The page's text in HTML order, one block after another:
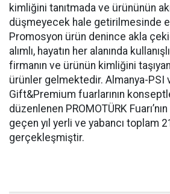
kimliğini tanıtmada ve ürününün
düşmeyecek hale getirilmesinde
Promosyon ürün denince akla
alımlı, hayatın her alanında
firmanın ve ürünün kimliğini
ürünler gelmektedir. Almanya-PSI
Gift&Premium fuarlarının
düzenlenen PROMOTÜRK
geçen yıl yerli ve yabancı toplam
gerçekleşmiştir.